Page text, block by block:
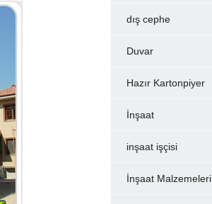
dış cephe
Duvar
Hazır Kartonpiyer
İnşaat
inşaat işçisi
İnşaat Malzemeleri